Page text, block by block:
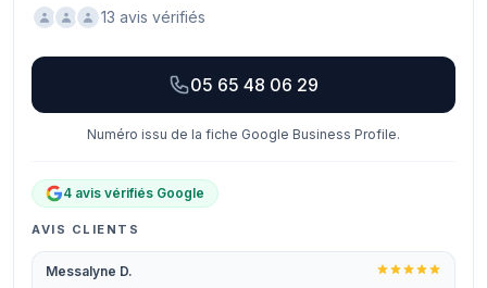
13 avis vérifiés
05 65 48 06 29
Numéro issu de la fiche Google Business Profile.
4 avis vérifiés Google
AVIS CLIENTS
Messalyne D.